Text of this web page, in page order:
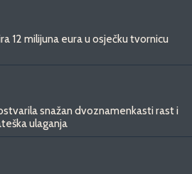
12 milijuna eura u osječku tvornicu
snažan dvoznamenkasti rast i
ulaganja